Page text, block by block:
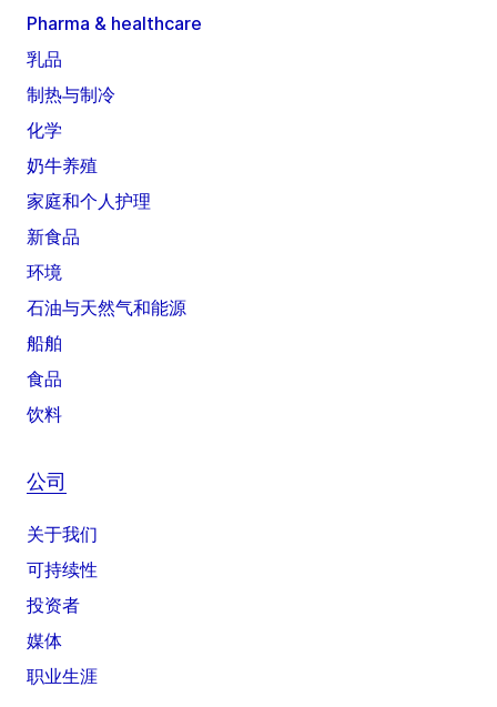
Pharma & healthcare
乳品
制热与制冷
化学
奶牛养殖
家庭和个人护理
新食品
环境
石油与天然气和能源
船舶
食品
饮料
公司
关于我们
可持续性
投资者
媒体
职业生涯